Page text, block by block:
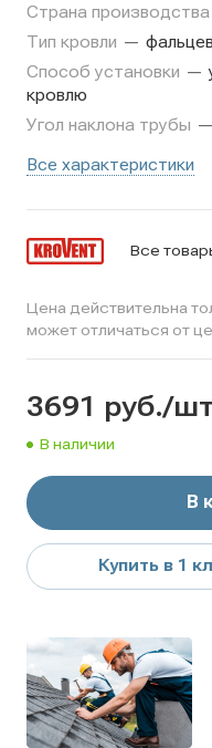
Страна производства
Тип кровли —
Способ установки —
кровлю
Угол наклона трубы —
Все характеристики
Все
Цена действительна
может отличаться от
3691 руб./шт
В наличии
В
Купить в 1